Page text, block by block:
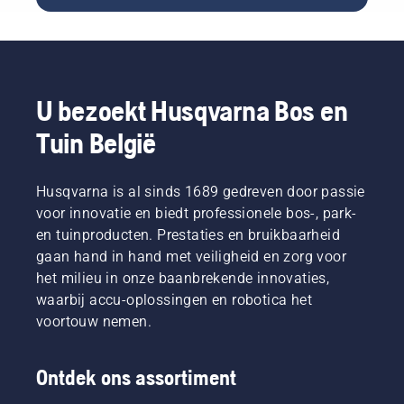
beantwoorden.
en
toch?
Maar
wat als
plekken
en
onkruid
ervaring
verpesten?
Maakt u
zich
Hier
begint.
simpelweg
laagje
materiaal,
gemaaid
gras of
bladeren,
op de
grond in
je tuin.
Dit helpt
de
bodem
houden,
U bezoekt Husqvarna Bos en
Tuin België
Husqvarna is al sinds 1689 gedreven door passie
voor innovatie en biedt professionele bos-, park-
en tuinproducten. Prestaties en bruikbaarheid
gaan hand in hand met veiligheid en zorg voor
het milieu in onze baanbrekende innovaties,
waarbij accu-oplossingen en robotica het
voortouw nemen.
Ontdek ons assortiment